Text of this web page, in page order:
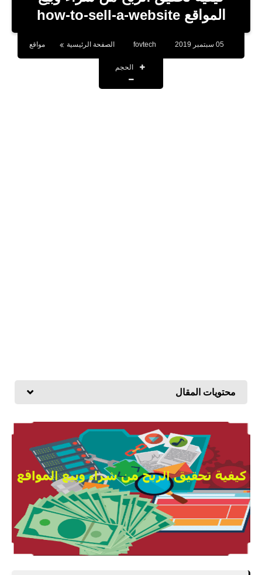
بلوجر
المواقع how-to-sell-a-website
05 سبتمبر 2019 fovtech الصفحة الرئيسية مواقع
الحجم
محتويات المقال